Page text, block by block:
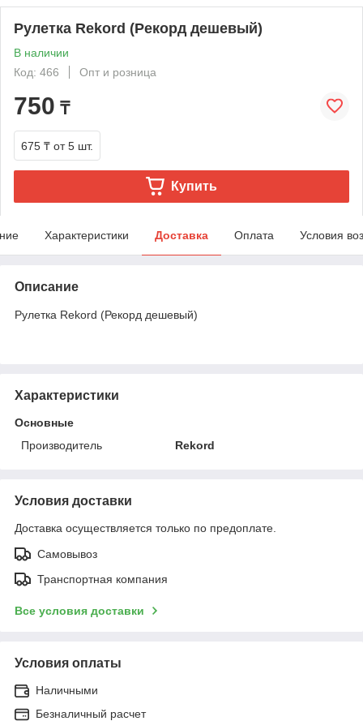
Рулетка Rekord (Рекорд дешевый)
В наличии
Код: 466
Опт и розница
750 ₸
675 ₸ от 5 шт.
Купить
Характеристики Доставка Оплата Условия
Описание
Рулетка Rekord (Рекорд дешевый)
Характеристики
Основные
Производитель
Rekord
Условия доставки
Доставка осуществляется только по предоплате.
Самовывоз
Транспортная компания
Все условия доставки
Условия оплаты
Наличными
Безналичный расчет